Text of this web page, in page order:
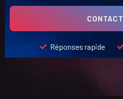
CONTACT
Réponses rapide